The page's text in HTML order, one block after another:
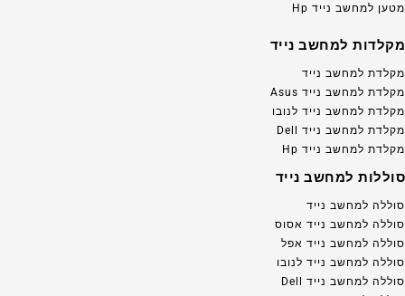
מטען למחשב נייד Hp
מקלדות למחשב נייד
מקלדת למחשב נייד
מקלדת למחשב נייד Asus
מקלדת למחשב נייד לנובו
מקלדת למחשב נייד Dell
מקלדת למחשב נייד Hp
סוללות למחשב נייד
סוללה למחשב נייד
סוללה למחשב נייד אסוס
סוללה למחשב נייד אפל
סוללה למחשב נייד לנובו
סוללה למחשב נייד Dell